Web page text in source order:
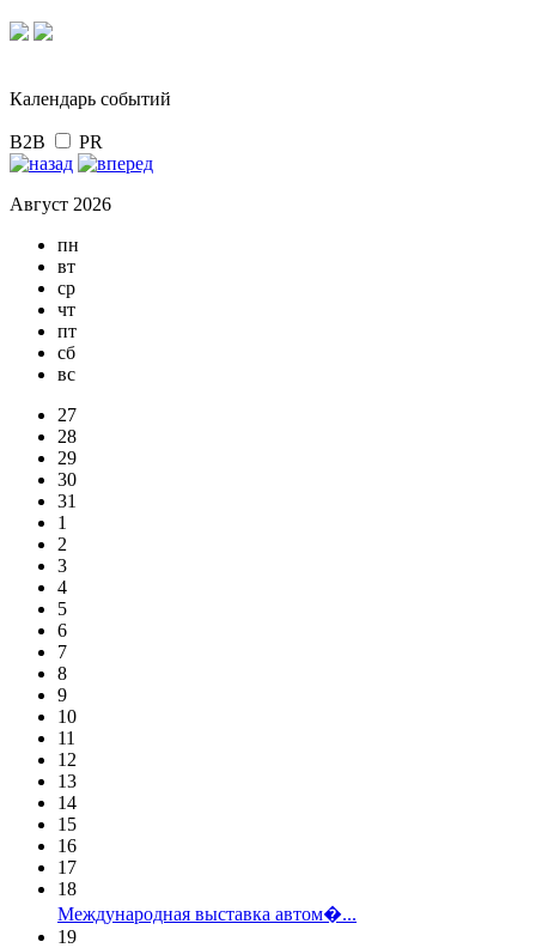
Календарь событий
B2B PR
Август 2026
пн
вт
ср
чт
пт
сб
вс
27
28
29
30
31
1
2
3
4
5
6
7
8
9
10
11
12
13
14
15
16
17
18
Международная выставка автом�...
19